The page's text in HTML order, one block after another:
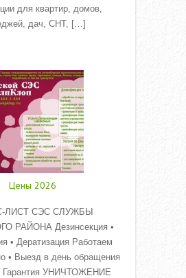
для квартир, домов,
дач, СНТ, […]
Цены 2026
ЛИСТ СЭС СЛУЖБЫ
РАЙОНА Дезинсекция •
• Дератизация Работаем
• Выезд в день обращения
Гарантия УНИЧТОЖЕНИЕ